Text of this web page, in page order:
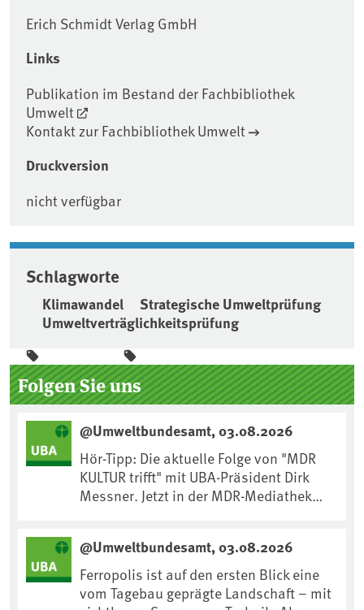
Erich Schmidt Verlag GmbH
Links
Publikation im Bestand der Fachbibliothek
Umwelt
Kontakt zur Fachbibliothek Umwelt
Druckversion
nicht verfügbar
Schlagworte
Klimawandel
Strategische Umweltprüfung
Umweltverträglichkeitsprüfung
Seitenleiste
Folgen Sie uns
@Umweltbundesamt, 03.08.2026
Hör-Tipp: Die aktuelle Folge von "MDR
KULTUR trifft" mit UBA-Präsident Dirk
Messner. Jetzt in der MDR-Mediathek
fft/dirk-messner-audio-100.html
@Umweltbundesamt, 03.08.2026
Ferropolis ist auf den ersten Blick eine
vom Tagebau geprägte Landschaft – mit